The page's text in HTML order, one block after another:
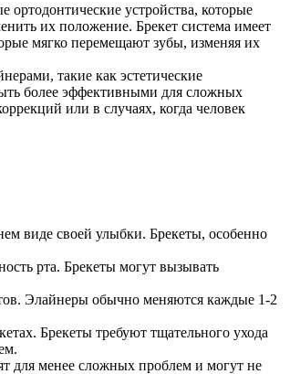
устройства, которые
их положение. Брекет система имеет
мягко перемещают зубы, изменяя их
такие как эстетические
более эффективными для сложных
или в случаях, когда человек
виде своей улыбки. Брекеты, особенно
рта. Брекеты могут вызывать
Элайнеры обычно меняются каждые 1-2
Брекеты требуют тщательного ухода
для менее сложных проблем и могут не